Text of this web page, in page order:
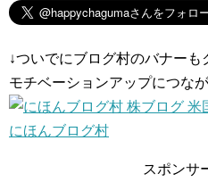
↓ついでにブログ村のバナー
モチベーションアップにつな
にほんブログ村
スポンサ